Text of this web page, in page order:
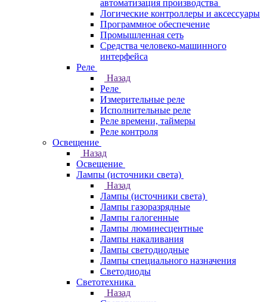
автоматизация производства
Логические контроллеры и аксессуары
Программное обеспечение
Промышленная сеть
Средства человеко-машинного
интерфейса
Реле
Назад
Реле
Измерительные реле
Исполнительные реле
Реле времени, таймеры
Реле контроля
Освещение
Назад
Освещение
Лампы (источники света)
Назад
Лампы (источники света)
Лампы газоразрядные
Лампы галогенные
Лампы люминесцентные
Лампы накаливания
Лампы светодиодные
Лампы специального назначения
Светодиоды
Светотехника
Назад